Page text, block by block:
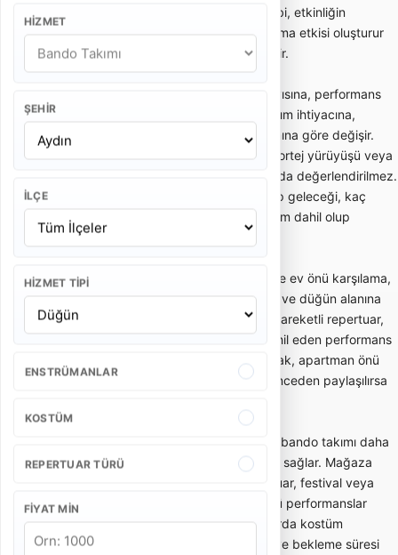
HIZMET
ŞEHIR
İLÇE
HIZMET TIPI
ENSTRÜMANLAR
KOSTÜM
REPERTUAR TÜRÜ
FIYAT MIN
enstrümanlardan oluşabilir. Bando ekibi, etkinliğin
başlangıcında dikkat çekici bir karşılama etkisi oluşturur
ve kalabalığın enerjisini hızlıca yükseltir.
Bando takımı fiyatları; ekipteki kişi sayısına, performans
süresine, etkinlik yerine, şehir dışı ulaşım ihtiyacına,
kostüm tercihine ve repertuar kapsamına göre değişir.
Kısa gelin alma performansı ile uzun kortej yürüyüşü veya
kurumsal açılış programı aynı kapsamda değerlendirilmez.
Bu yüzden teklif alırken kaç kişilik ekip geleceği, kaç
dakika performans yapılacağı ve ulaşım dahil olup
olmadığı netleştirilmelidir.
Gelin alma ve düğün bandosu, özellikle ev önü karşılama,
gelin çıkarma, konvoy öncesi eğlence ve düğün alanına
enerjik giriş gibi anlarda tercih edilir. Hareketli repertuar,
oyun havaları ve davetlileri sürece dahil eden performans
tarzı bu kullanımda önemlidir. Dar sokak, apartman önü
veya açık alan gibi mekan detayları önceden paylaşılırsa
Açılış, kortej ve kurumsal etkinliklerde bando takımı daha
düzenli, ritimli ve dikkat çekici bir akış sağlar. Mağaza
açılışı, belediye etkinliği, okul töreni, fuar, festival veya
marka aktivasyonlarında kısa ve güçlü performanslar
tercih edilebilir. Bu tür organizasyonlarda kostüm
bütünlüğü, saat planı, yürüyüş rotası ve bekleme süresi